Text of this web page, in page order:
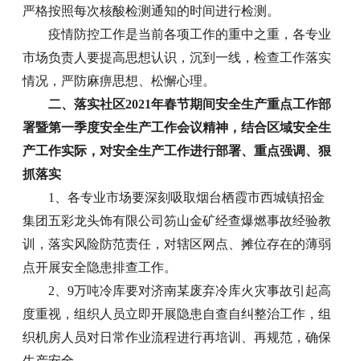
严格按照每次核酸检测通知的时间进行检测。
疫情防控工作是当前各项工作的重中之重，各专业
市场负责人要提高思想认识，沉到一线，检查工作落实
情况，严防麻痹思想、松懈心理。
二、落实社区2021年春节期间安全生产重点工作部
署暨第一季度安全生产工作会议精神，结合区域安全生
产工作实际，对安全生产工作进行部署、重点强调、狠
抓落实
1、各专业市场要深刻吸取烟台栖霞市西城镇招金
集团五彩龙头饰有限公司笏山金矿经查爆燃事故经验教
训，落实风险防范责任，对辖区网点、摊位存在的薄弱
点开展安全隐患排查工作。
2、9万吨冷库要对济南某废弃冷库火灾事故引起高
度重视，组织人员立即开展隐患自查自纠整治工作，组
织机房人员对日常作业流程进行再培训、再规范，确保